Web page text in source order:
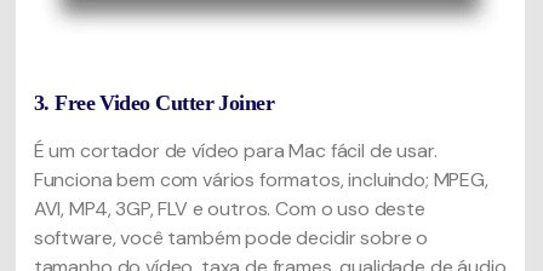
3. Free Video Cutter Joiner
É um cortador de vídeo para Mac fácil de usar.
Funciona bem com vários formatos, incluindo; MPEG,
AVI, MP4, 3GP, FLV e outros. Com o uso deste
software, você também pode decidir sobre o